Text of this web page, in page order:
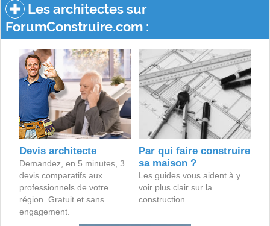
Les architectes sur
ForumConstruire.com :
Devis architecte
Demandez, en 5 minutes, 3
devis comparatifs aux
professionnels de votre
région. Gratuit et sans
engagement.
Par qui faire construire
sa maison ?
Les guides vous aident à y
voir plus clair sur la
construction.